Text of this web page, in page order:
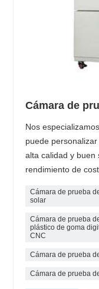
Cámara de
Nos
puede
alta calidad y buen
rendimiento de
Cámara de prueba
solar
Cámara de prueba
plástico de goma
CNC
Cámara de prueba
Cámara de prueba